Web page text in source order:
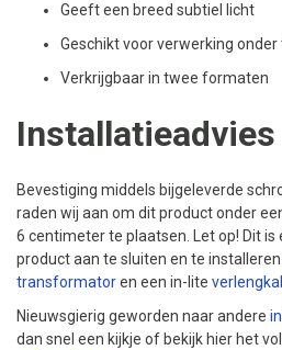
Geeft een breed subtiel licht
Geschikt voor verwerking
Verkrijgbaar in twee formaten
Installatieadvies
Bevestiging middels bijgeleverde
raden wij aan om dit product onder
6 centimeter te plaatsen. Let op! Dit is
product aan te sluiten en te
transformatoren een in-lite
Nieuwsgierig geworden naar andere
dan snel een kijkje of bekijk hier het